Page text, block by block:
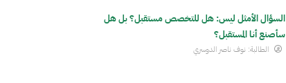
السؤال الأمثل ليس: هل للتخصص مستقبل؟ بل هل
سأصنع أنا المستقبل؟
الطالبة: نوف ناصر الدوسري